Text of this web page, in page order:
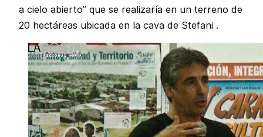
a cielo abierto” que se realizaría en un terreno de
20 hectáreas ubicada en la cava de Stefani .